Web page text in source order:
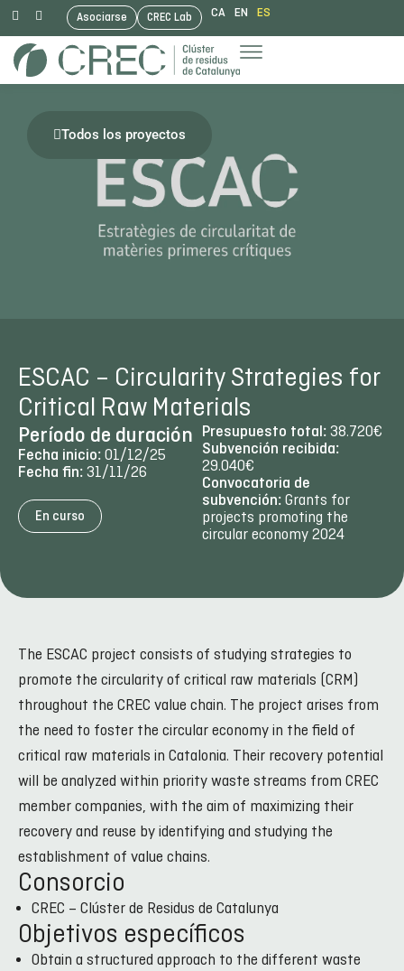
Saltar
al
Asociarse CREC Lab CA EN ES
Todos los proyectos
ESCAC – Circularity Strategies for
Critical Raw Materials
Período de duración
Fecha inicio: 01/12/25
Fecha fin: 31/11/26
En curso
Presupuesto total: 38.720€
Subvención recibida:
29.040€
Convocatoria de
subvención: Grants for
projects promoting the
circular economy 2024
The ESCAC project consists of studying strategies to
promote the circularity of critical raw materials (CRM)
throughout the CREC value chain. The project arises from
the need to foster the circular economy in the field of
critical raw materials in Catalonia. Their recovery potential
will be analyzed within priority waste streams from CREC
member companies, with the aim of maximizing their
recovery and reuse by identifying and studying the
establishment of value chains.
Consorcio
CREC – Clúster de Residus de Catalunya
Objetivos específicos
Obtain a structured approach to the different waste